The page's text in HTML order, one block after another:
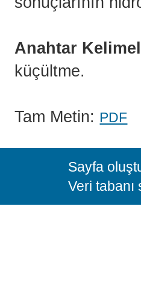
Anahtar
küçültme.
Tam Metin: PDF
Sayfa
Veri tabanı